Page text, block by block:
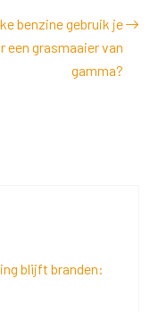
benzine gebruik je
een grasmaaier van
gamma?
blijft branden: